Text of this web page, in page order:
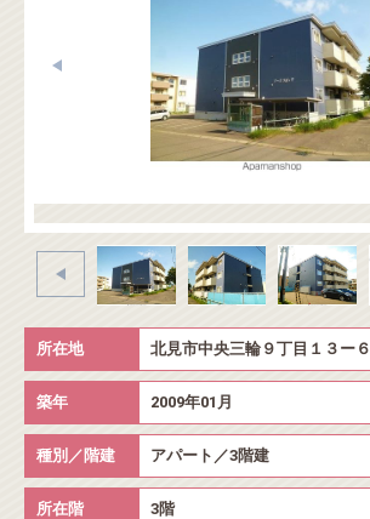
所在地 北見市中央三輪９丁目１３ー６
築年 2009年01月
種別／階建 アパート／3階建
所在階 3階